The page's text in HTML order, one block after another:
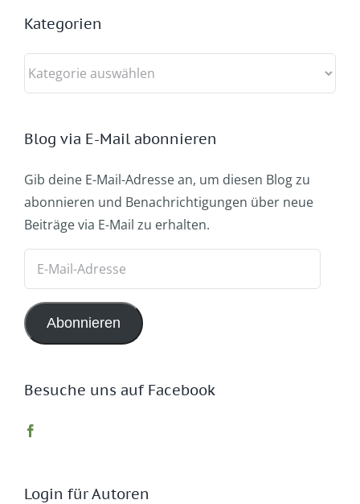
Kategorien
Kategorien
Blog via E-Mail abonnieren
Gib deine E-Mail-Adresse an, um diesen Blog zu
abonnieren und Benachrichtigungen über neue
Beiträge via E-Mail zu erhalten.
Adresse
Abonnieren
Besuche uns auf Facebook
Login für Autoren